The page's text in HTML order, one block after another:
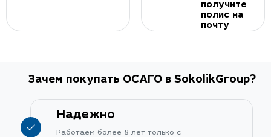
получите
полис на
почту
Зачем покупать ОСАГО в SokolikGroup?
Надежно
Работаем более 8 лет только с